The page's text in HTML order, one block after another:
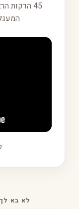
45 הדקות
לא בא